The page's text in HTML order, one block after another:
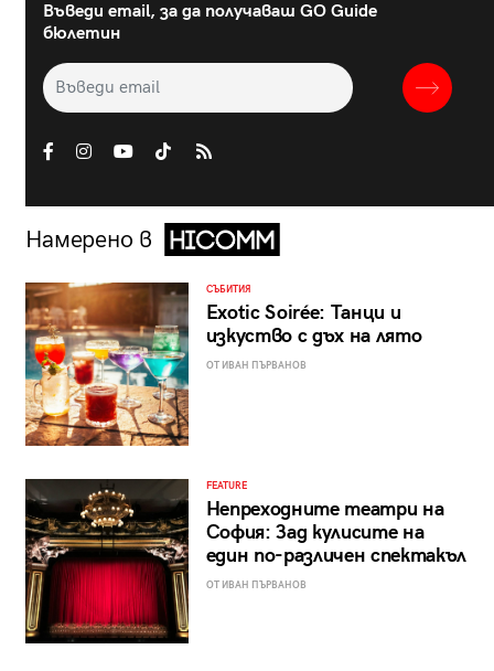
Въведи email, за да получаваш GO Guide
бюлетин
Намерено в
СЪБИТИЯ
Exotic Soirée: Танци и
изкуство с дъх на лято
ОТ ИВАН ПЪРВАНОВ
FEATURE
Непреходните театри на
София: Зад кулисите на
един по-различен спектакъл
ОТ ИВАН ПЪРВАНОВ